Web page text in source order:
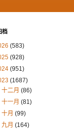
档
(583)
(928)
(951)
(1687)
十二月(86)
十一月(81)
十月(99)
九月(164)